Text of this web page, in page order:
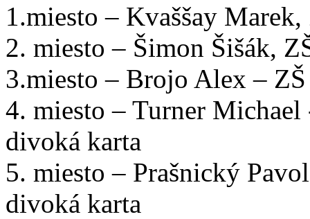
1.miesto – Kvaššay
2. miesto – Šimon Šišák,
3.miesto – Brojo Alex –
4. miesto – Turner
divoká karta
5. miesto – Prašnický
divoká karta